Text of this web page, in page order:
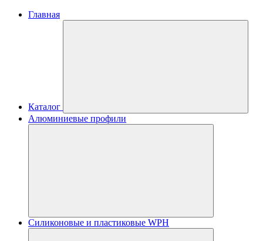
Главная
Каталог
Алюминиевые профили
Силиконовые и пластиковые WPH